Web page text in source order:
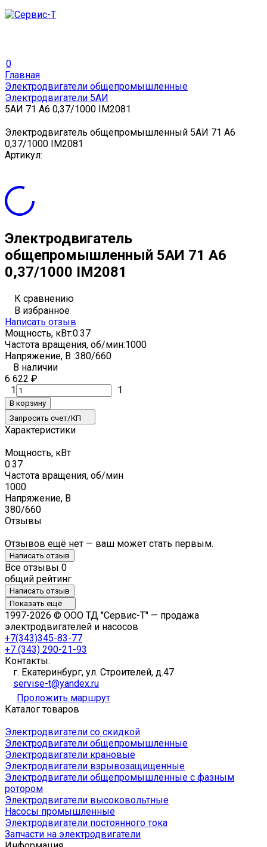
0
Главная
Электродвигатели общепромышленные
Электродвигатели 5АИ
5АИ 71 А6 0,37/1000 IM2081
Электродвигатель общепромышленный 5АИ 71 А6
0,37/1000 IM2081
Артикул:
Электродвигатель
общепромышленный 5АИ 71 А6
0,37/1000 IM2081
К сравнению
В избранное
Написать отзыв
Мощность, кВт:0.37
Частота вращения, об/мин:1000
Напряжение, В :380/660
В наличии
6 622 ₽
1
1
В корзину
Запросить счет/КП
Характеристики
Мощность, кВт
0.37
Частота вращения, об/мин
1000
Напряжение, В
380/660
Отзывы
Отзывов ещё нет — ваш может стать первым.
Написать отзыв
Все отзывы 0
общий рейтинг
Написать отзыв
Показать ещё
1997-2026 © ООО ТД "Сервис-Т" — продажа
электродвигателей и насосов
+7(343)345-83-77
+7 (343) 290-21-93
Контакты:
г. Екатеринбург, ул. Строителей, д.47
servise-t@yandex.ru
Проложить маршрут
Каталог товаров
Электродвигатели со скидкой
Электродвигатели общепромышленные
Электродвигатели крановые
Электродвигатели взрывозащищенные
Электродвигатели общепромышленные с фазным
ротором
Электродвигатели высоковольтные
Насосы промышленные
Электродвигатели постоянного тока
Запчасти на электродвигатели